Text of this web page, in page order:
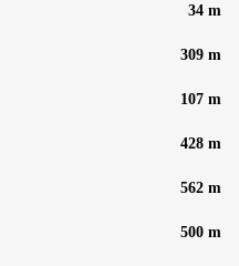
34 m
309 m
107 m
428 m
562 m
500 m